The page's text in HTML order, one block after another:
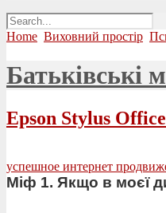
Home Виховний простір
Батьківські
Epson Stylus
успешное интернет
Міф 1. Якщо в моєї